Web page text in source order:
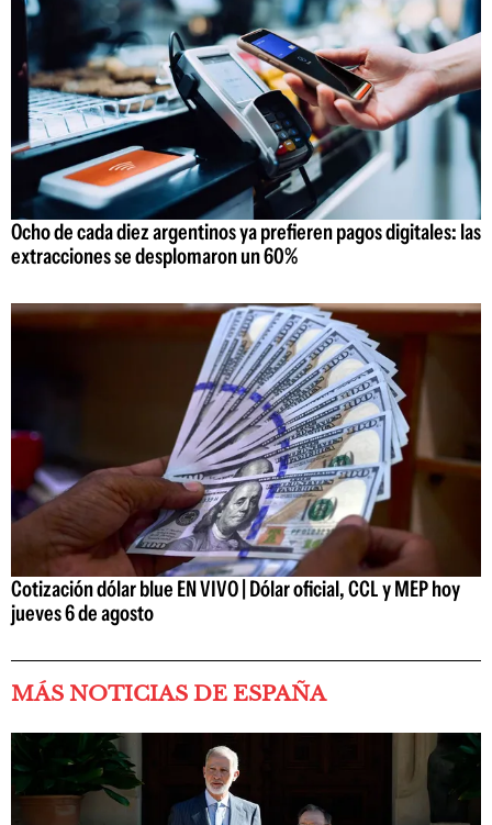
Ocho de cada diez argentinos ya prefieren pagos digitales: las
extracciones se desplomaron un 60%
Cotización dólar blue EN VIVO | Dólar oficial, CCL y MEP hoy
jueves 6 de agosto
MÁS NOTICIAS DE ESPAÑA